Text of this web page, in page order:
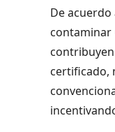
De
contaminar
certificado,